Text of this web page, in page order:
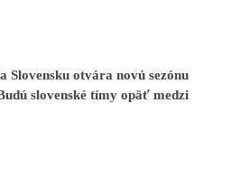
Slovensku otvára novú sezónu
slovenské tímy opäť medzi